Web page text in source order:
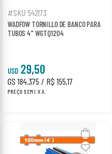
#SKU 542173
WADFOW TORNILLO DE BANCO PARA
TUBOS 4" WGTQ1204
USD 29,50
GS 184.375 / R$ 155,17
PREÇO SEM I.V.A.